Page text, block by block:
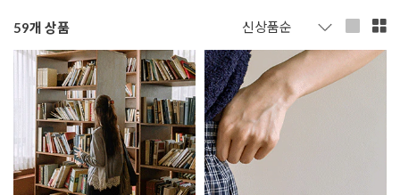
59개 상품